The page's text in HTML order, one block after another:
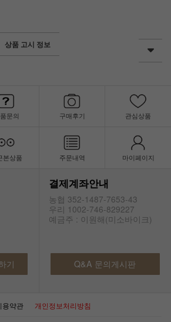
상품 고시 정보
문의 구매후기 관심상품
본상품 주문내역 마이페이지
결제계좌안내
농협 352-1487-7653-43
우리 1002-746-829227
예금주 : 이원해(미소바이크)
기 Q&A 문의게시판
용약관 개인정보처리방침